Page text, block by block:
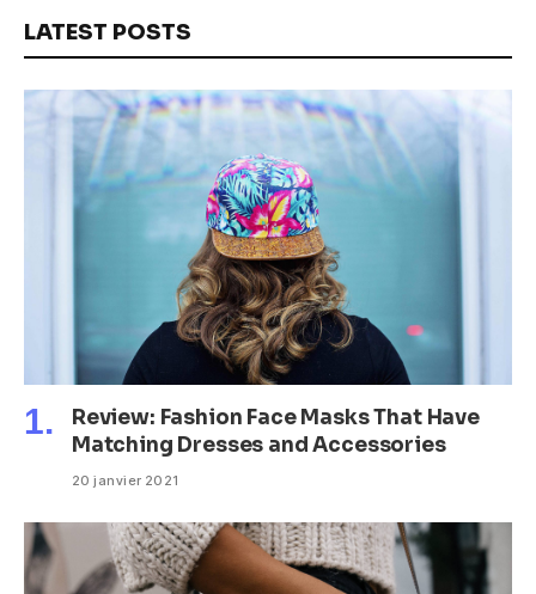
LATEST POSTS
Review: Fashion Face Masks That Have
Matching Dresses and Accessories
20 janvier 2021